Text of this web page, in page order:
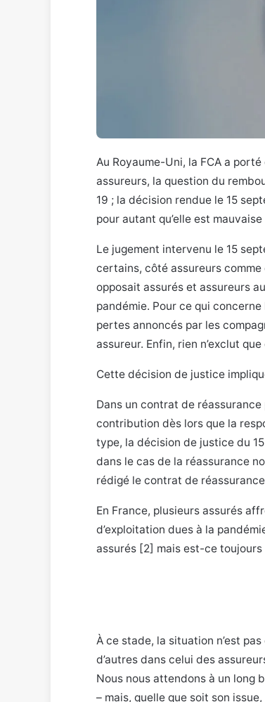
Au Royaume-Uni, la FCA a
assureurs, la question du
19 ; la décision rendue le 15
pour autant qu’elle est
Le jugement intervenu le 15
certains, côté assureurs
opposait assurés et assureurs
pandémie. Pour ce qui
pertes annoncés par les
assureur. Enfin, rien n’exclut
Cette décision de justice
Dans un contrat de
contribution dès lors que la
type, la décision de justice du
dans le cas de la réassurance
rédigé le contrat de
En France, plusieurs assurés
d’exploitation dues à la
assurés [2] mais est-ce toujours
À ce stade, la situation n’est
d’autres dans celui des
Nous nous attendons à un long
– mais, quelle que soit son